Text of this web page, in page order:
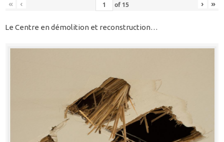
« ‹ of 15 › »
Le Centre en démolition et reconstruction…